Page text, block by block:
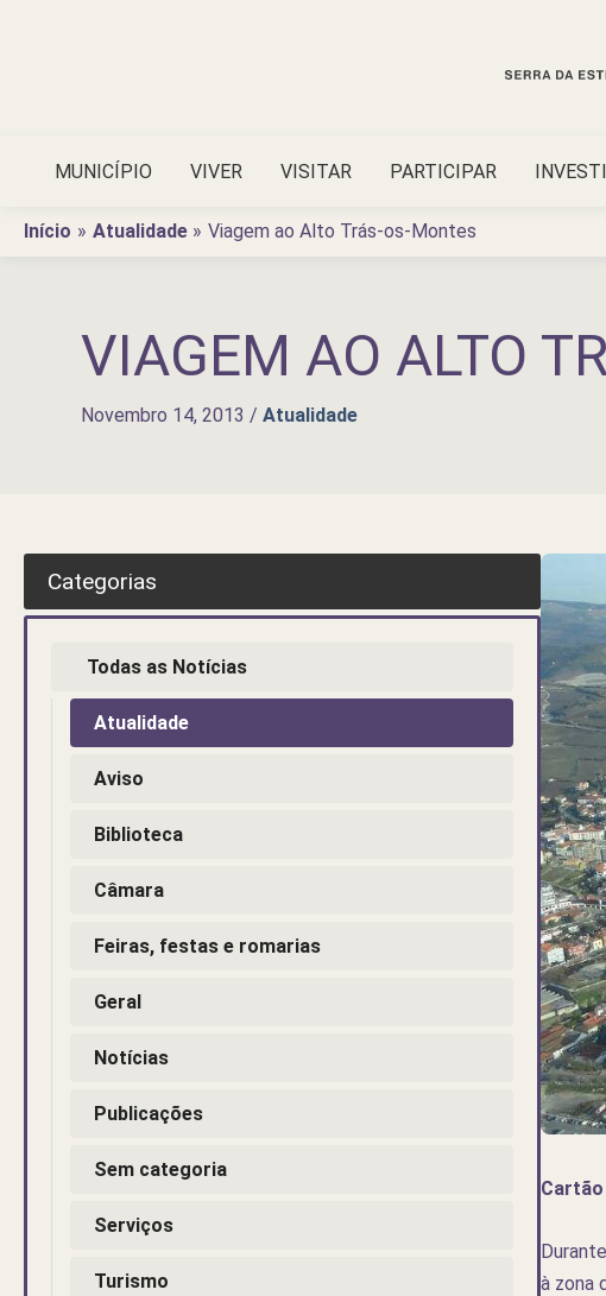
MUNICÍPIO VIVER VISITAR PARTICIPAR
Início Atualidade Viagem ao Alto Trás-os-Montes
VIAGEM AO ALTO
Novembro 14, 2013 / Atualidade
à zona
Categorias
Todas as Notícias
Atualidade
Aviso
Biblioteca
Câmara
Feiras, festas e romarias
Geral
Notícias
Publicações
Sem categoria
Serviços
Turismo